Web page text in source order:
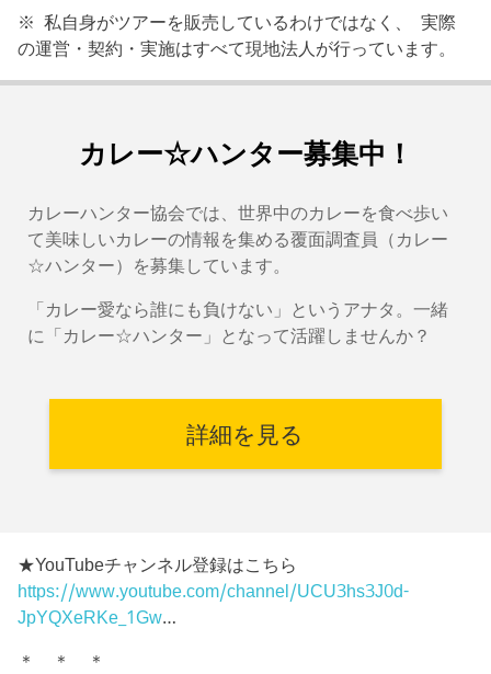
※ 私自身がツアーを販売しているわけではなく、 実際
の運営・契約・実施はすべて現地法人が行っています。
カレー☆ハンター募集中！
カレーハンター協会では、世界中のカレーを食べ歩い
て美味しいカレーの情報を集める覆面調査員（カレー
☆ハンター）を募集しています。
「カレー愛なら誰にも負けない」というアナタ。一緒
に「カレー☆ハンター」となって活躍しませんか？
詳細を見る
★YouTubeチャンネル登録はこちら
https://www.youtube.com/channel/UCU3hs3J0d-
JpYQXeRKe_1Gw…
＊ ＊ ＊